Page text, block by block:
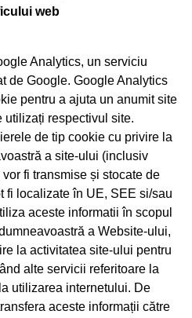
web
Analytics, un serviciu
de Google. Google Analytics
pentru a ajuta un anumit site
utilizați respectivul site.
de tip cookie cu privire la
a site-ului (inclusiv
fi transmise și stocate de
fi localizate în UE, SEE si/sau
aceste informatii în scopul
a Website-ului,
la activitatea site-ului pentru
alte servicii referitoare la
utilizarea internetului. De
aceste informații către